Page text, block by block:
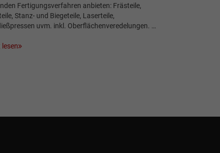
Fertigungsverfahren anbieten: Frästeile,
Stanz- und Biegeteile, Laserteile,
uvm. inkl. Oberflächenveredelungen. …